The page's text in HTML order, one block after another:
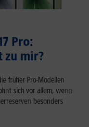
Pro:
zu mir?
früher Pro-Modellen
sich vor allem, wenn
besonders